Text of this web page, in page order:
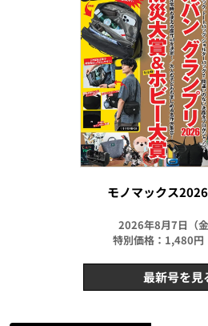
モノマックス
2026年8月7日（
特別価格：1,480円
最新号を見